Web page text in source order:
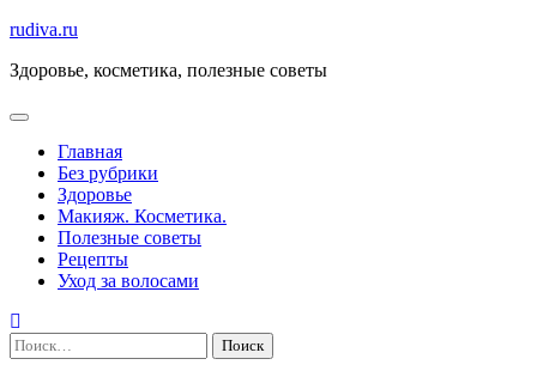
Перейти
содержимому
rudiva.ru
Здоровье, косметика, полезные советы
Главная
Без рубрики
Здоровье
Макияж. Косметика.
Полезные советы
Рецепты
Уход за волосами
Найти: